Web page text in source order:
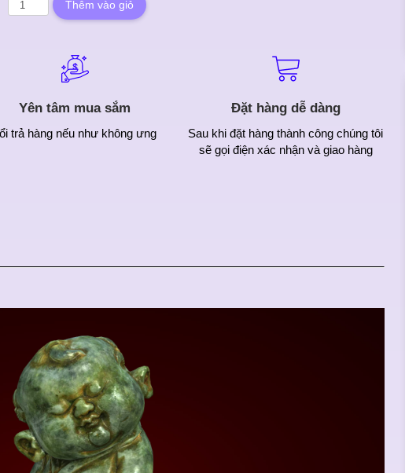
Yên tâm mua sắm
trả hàng nếu như không ưng
Đặt hàng dễ dàng
Sau khi đặt hàng thành công chúng tôi
sẽ gọi điện xác nhận và giao hàng